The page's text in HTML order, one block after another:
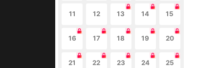
11 12 13 14 15
16 17 18 19 20
21 22 23 24 25